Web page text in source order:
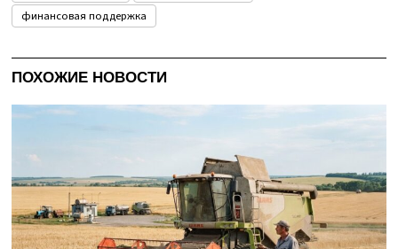
финансовая поддержка
ПОХОЖИЕ НОВОСТИ